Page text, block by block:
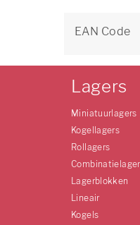
EAN Code
Lagers
Miniatuurlagers
Kogellagers
Rollagers
Lagerblokken
Lineair
Kogels